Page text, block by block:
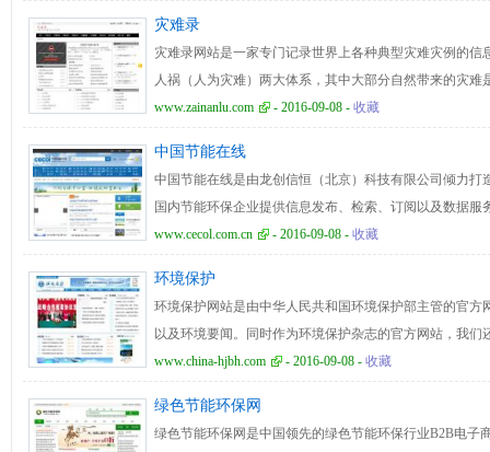
案；为业内人士或即将步入清洗保洁行业人士提供系统
品采购成本，让您快速深入了解清洁行业相关的体系知
灾难录
灾难录网站是一家专门记录世界上各种典型灾难灾例的
人祸（人为灾难）两大体系，其中大部分自然带来的灾
轻损失；人为灾难是人类疏忽或者蓄意造成的，大部分
疫等主要栏目，旨在通过各种鲜血淋漓的灾难灾例来提
示人们珍惜和平，爱护环境，保护我们美丽的地球。
www.zainanlu.com - 2016-09-08 - 收藏
中国节能在线
中国节能在线是由龙创信恒（北京）科技有限公司倾力
国内节能环保企业提供信息发布、检索、订阅以及数据
保服务工作的职能补充，充当国家节能环保事业的宣传
节能行动、新能源、专题、展会、综合查询、产品平台
系统等主要栏目，已成为国内节能环保领域颇具影响力
誉。
www.cecol.com.cn - 2016-09-08 - 收藏
环境保护
环境保护网站是由中华人民共和国环境保护部主管的官
以及环境要闻。同时作为环境保护杂志的官方网站，我
息。对于社会广泛关注的社会环保方面的问题，我们会
种政策，而环保实务当中，我们也会介绍一些有关实际
注世界其他各国，以及各个机构的环保措施，政策以及
www.china-hjbh.com - 2016-09-08 - 收藏
绿色节能环保网
绿色节能环保网是中国领先的绿色节能环保行业B2B电子